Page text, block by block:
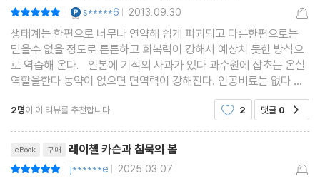
| s*****6 | 2013.09.30
생태계는 한편으로 너무나 연약해 쉽게 파괴되고 다른한편으로는
믿을수 없을 정도로 튼튼하고 회복력이 강해서 예상치 못한 방식으
로 역습해 온다. 일본에 기적의 사과가 있다 과수원에 잡초는 온실
역할을한다 농약이 없으면 면역력이 강해진다. 인공비료는 없다 그
러면 농약,비료 거기에 인건비와 기계비 너무 많이 절약이되지만 수
2명이 이 리뷰를 추천합니다. 2 댓글 0
eBook 구매 레이첼 카슨과 침묵의 봄
| j******e | 2025.03.07